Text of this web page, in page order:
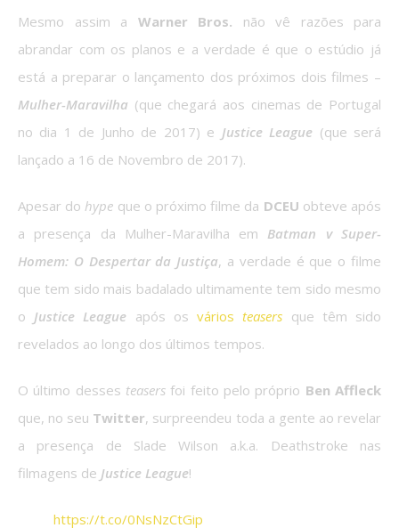
Mesmo assim a Warner Bros. não vê razões para
abrandar com os planos e a verdade é que o estúdio já
está a preparar o lançamento dos próximos dois filmes –
Mulher-Maravilha (que chegará aos cinemas de Portugal
no dia 1 de Junho de 2017) e Justice League (que será
lançado a 16 de Novembro de 2017).
Apesar do hype que o próximo filme da DCEU obteve após
a presença da Mulher-Maravilha em Batman v Super-
Homem: O Despertar da Justiça, a verdade é que o filme
que tem sido mais badalado ultimamente tem sido mesmo
o Justice League após osváriosteasers que têm sido
revelados ao longo dos últimos tempos.
O último desses teasers foi feito pelo próprio Ben Affleck
que, no seu Twitter, surpreendeu toda a gente ao revelar
a presença de Slade Wilson a.k.a. Deathstroke nas
filmagens de Justice League!
https://t.co/0NsNzCtGip